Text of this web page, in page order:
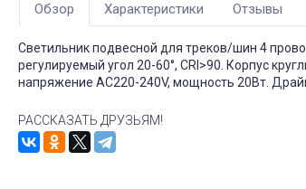
Обзор Характеристики Отзывы
Светильник подвесной для треков/шин 4
регулируемый угол 20-60°, CRI>90. Корпус
напряжение AC220-240V, мощность 20Вт.
РАССКАЗАТЬ ДРУЗЬЯМ!